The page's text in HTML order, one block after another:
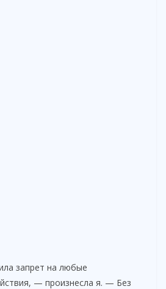
запрет на любые
— произнесла я. — Без